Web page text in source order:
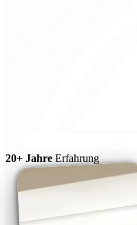
20+ Jahre Erfahrung